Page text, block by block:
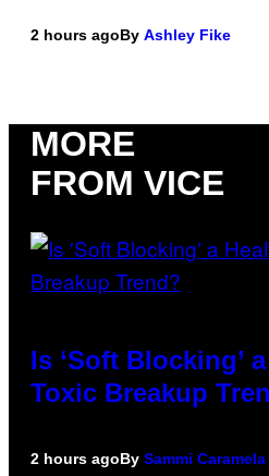
2 hours agoBy Ashley Fike
MORE
FROM VICE
Is ‘Soft Blocking’
Toxic Breakup
2 hours agoBy Sammi Caramela